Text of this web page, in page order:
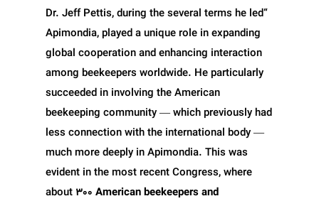
“Dr. Jeff Pettis, during the several terms he led
Apimondia, played a unique role in expanding
global cooperation and enhancing interaction
among beekeepers worldwide. He particularly
succeeded in involving the American
beekeeping community — which previously had
less connection with the international body —
much more deeply in Apimondia. This was
evident in the most recent Congress, where
about 300 American beekeepers and